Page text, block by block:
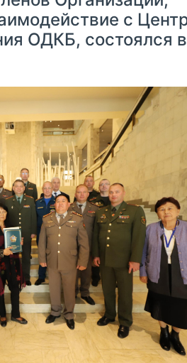
с
ОДКБ, состоялся в